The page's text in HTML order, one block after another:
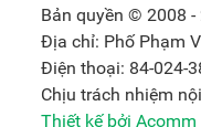
Bản quyền © 2008
Địa chỉ: Phố Phạm
Điện thoại: 84-024-
Chịu trách nhiệm
Thiết kế bởi Acomm